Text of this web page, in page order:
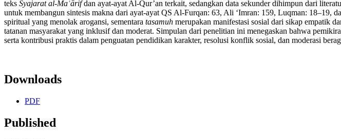
teks Syajarat al-Maʿārifdan ayat-ayat Al-Qur’an terkait, sedangkan data sekunder dihimpun dari
untuk membangun sintesis makna dari ayat-ayat QS Al-Furqan: 63, Ali ‘Imran: 159, Luqman: 18–19,
spiritual yang menolak arogansi, sementara tasamuh merupakan manifestasi sosial dari sikap empatik
tatanan masyarakat yang inklusif dan moderat. Simpulan dari penelitian ini menegaskan bahwa
serta kontribusi praktis dalam penguatan pendidikan karakter, resolusi konflik sosial, dan moderasi
Downloads
PDF
Published